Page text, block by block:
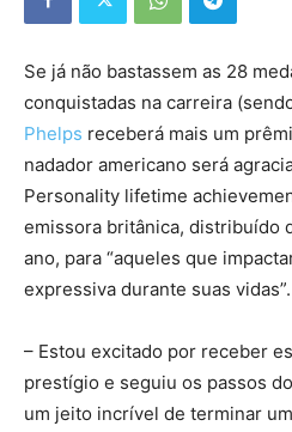
Se já não bastassem as 28
conquistadas na carreira
Phelps receberá mais um
nadador americano será
Personality lifetime
emissora britânica, distribuído
ano, para “aqueles que
expressiva durante suas vidas”.
– Estou excitado por receber
prestígio e seguiu os passos
um jeito incrível de terminar